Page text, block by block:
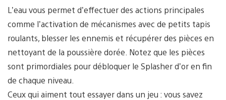
L’eau vous permet d’effectuer des actions principales
comme l’activation de mécanismes avec de petits tapis
roulants, blesser les ennemis et récupérer des pièces en
nettoyant de la poussière dorée. Notez que les pièces
sont primordiales pour débloquer le Splasher d’or en fin
de chaque niveau.
Ceux qui aiment tout essayer dans un jeu : vous savez